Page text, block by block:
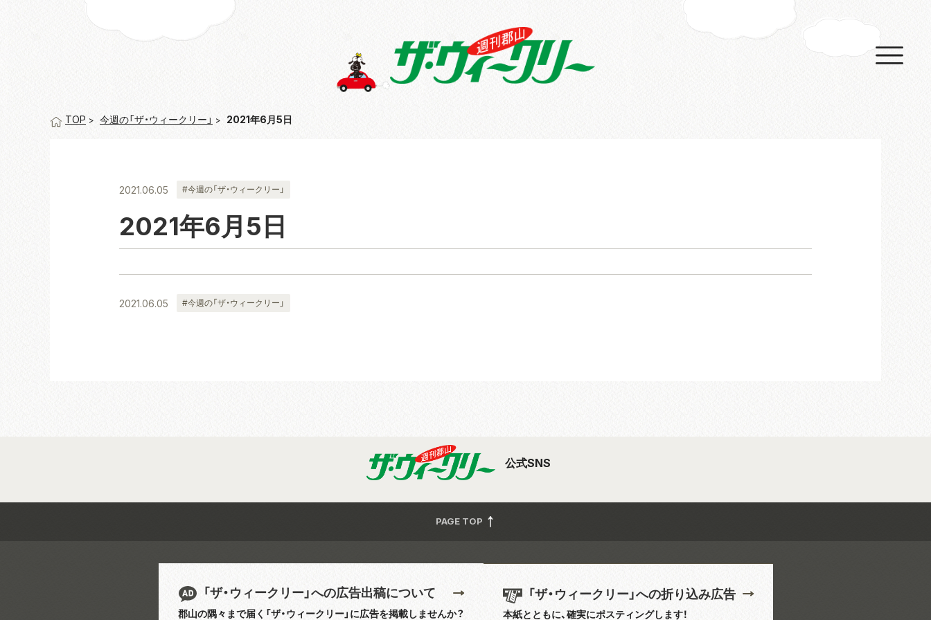
TOP 今週の「ザ・ウィークリー」 2021年6月5日
2021.06.05 #今週の「ザ・ウィークリー」
2021年6月5日
2021.06.05 #今週の「ザ・ウィークリー」
公式SNS
PAGE TOP
「ザ・ウィークリー」への広告出稿について
郡山の隅々まで届く「ザ・ウィークリー」に広告を掲載しませんか？
「ザ・ウィークリー」への折り込み広告
本紙とともに、確実にポスティングします！